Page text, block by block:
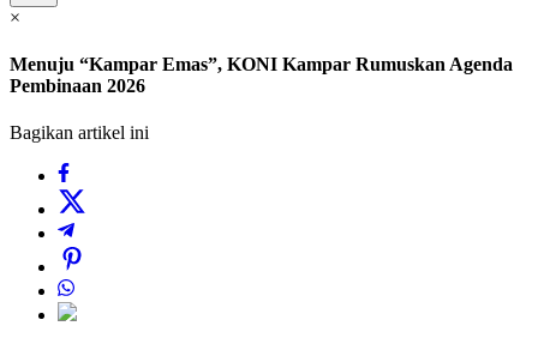
×
Menuju “Kampar Emas”, KONI Kampar Rumuskan Agenda
Pembinaan 2026
Bagikan artikel ini